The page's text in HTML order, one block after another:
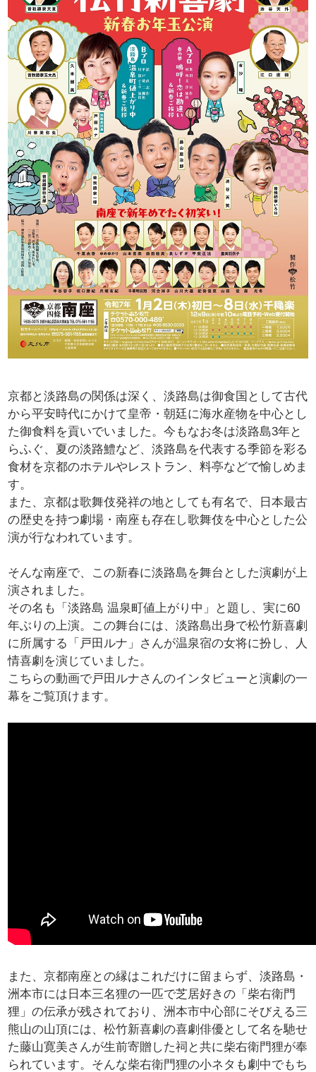
京都と淡路島の関係は深く、淡路島は御食国として古代
から平安時代にかけて皇帝・朝廷に海水産物を中心とし
た御食料を貢いでいました。今もなお冬は淡路島3年と
らふぐ、夏の淡路鱧など、淡路島を代表する季節を彩る
食材を京都のホテルやレストラン、料亭などで愉しめま
す。
また、京都は歌舞伎発祥の地としても有名で、日本最古
の歴史を持つ劇場・南座も存在し歌舞伎を中心とした公
演が行なわれています。
そんな南座で、この新春に淡路島を舞台とした演劇が上
演されました。
その名も「淡路島 温泉町値上がり中」と題し、実に60
年ぶりの上演。この舞台には、淡路島出身で松竹新喜劇
に所属する「戸田ルナ」さんが温泉宿の女将に扮し、人
情喜劇を演じていました。
こちらの動画で戸田ルナさんのインタビューと演劇の一
幕をご覧頂けます。
また、京都南座との縁はこれだけに留まらず、淡路島・
洲本市には日本三名狸の一匹で芝居好きの「柴右衛門
狸」の伝承が残されており、洲本市中心部にそびえる三
熊山の山頂には、松竹新喜劇の喜劇俳優として名を馳せ
た藤山寛美さんが生前寄贈した祠と共に柴右衛門狸が奉
られています。そんな柴右衛門狸の小ネタも劇中でもち